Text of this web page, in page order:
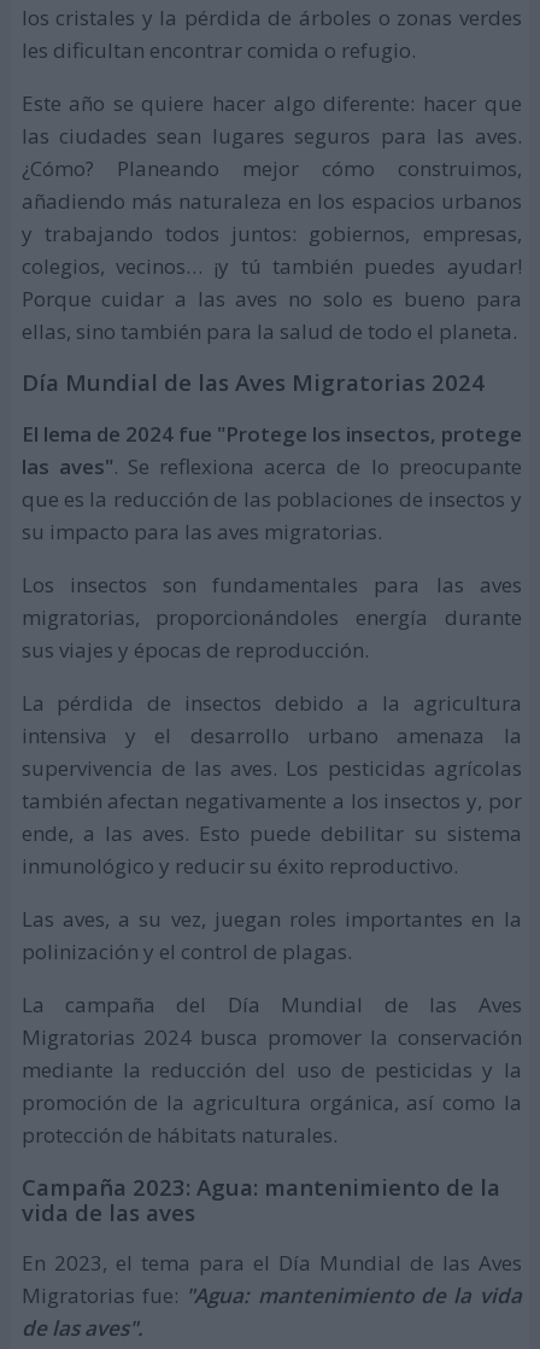
los cristales y la pérdida de árboles o zonas verdes
les dificultan encontrar comida o refugio.
Este año se quiere hacer algo diferente: hacer que
las ciudades sean lugares seguros para las aves.
¿Cómo? Planeando mejor cómo construimos,
añadiendo más naturaleza en los espacios urbanos
y trabajando todos juntos: gobiernos, empresas,
colegios, vecinos… ¡y tú también puedes ayudar!
Porque cuidar a las aves no solo es bueno para
ellas, sino también para la salud de todo el planeta.
Día Mundial de las Aves Migratorias 2024
El lema de 2024 fue "Protege los insectos, protege
las aves". Se reflexiona acerca de lo preocupante
que es la reducción de las poblaciones de insectos y
su impacto para las aves migratorias.
Los insectos son fundamentales para las aves
migratorias, proporcionándoles energía durante
sus viajes y épocas de reproducción.
La pérdida de insectos debido a la agricultura
intensiva y el desarrollo urbano amenaza la
supervivencia de las aves. Los pesticidas agrícolas
también afectan negativamente a los insectos y, por
ende, a las aves. Esto puede debilitar su sistema
inmunológico y reducir su éxito reproductivo.
Las aves, a su vez, juegan roles importantes en la
polinización y el control de plagas.
La campaña del Día Mundial de las Aves
Migratorias 2024 busca promover la conservación
mediante la reducción del uso de pesticidas y la
promoción de la agricultura orgánica, así como la
protección de hábitats naturales.
Campaña 2023: Agua: mantenimiento de la
vida de las aves
En 2023, el tema para el Día Mundial de las Aves
Migratorias fue: "Agua: mantenimiento de la vida
de las aves".